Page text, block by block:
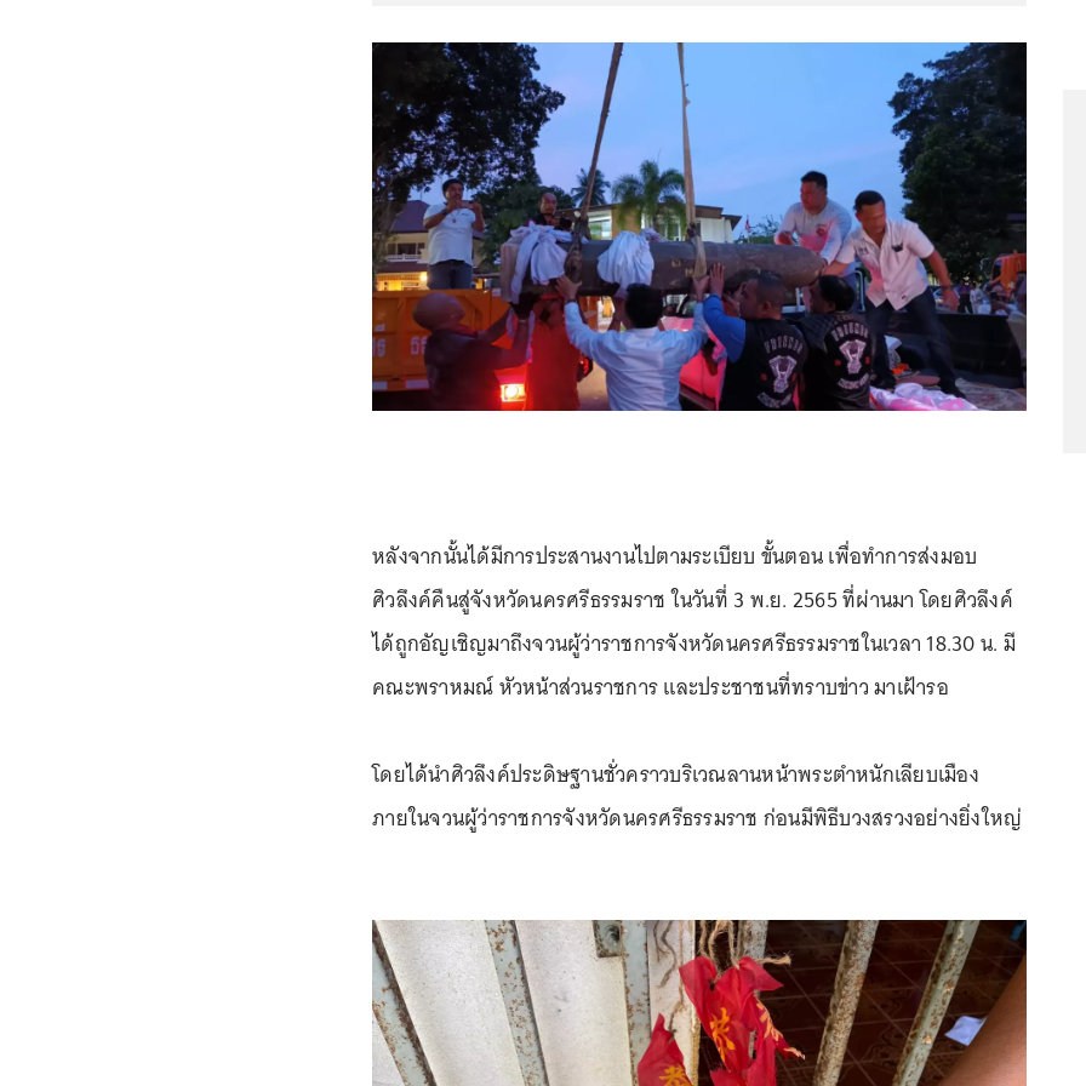
หลังจากนั้นได้มีการประสานงานไปตามระเบียบ ขั้นตอน เพื่อทำการส่งมอบ
ศิวลึงค์คืนสู่จังหวัดนครศรีธรรมราช ในวันที่ 3 พ.ย. 2565 ที่ผ่านมา โดยศิวลึงค์
ได้ถูกอัญเชิญมาถึงจวนผู้ว่าราชการจังหวัดนครศรีธรรมราชในเวลา 18.30 น. มี
คณะพราหมณ์ หัวหน้าส่วนราชการ และประชาชนที่ทราบข่าว มาเฝ้ารอ
โดยได้นำศิวลึงค์ประดิษฐานชั่วคราวบริเวณลานหน้าพระตำหนักเลียบเมือง
ภายในจวนผู้ว่าราชการจังหวัดนครศรีธรรมราช ก่อนมีพิธีบวงสรวงอย่างยิ่งใหญ่